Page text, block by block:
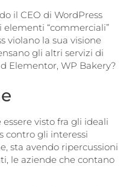
il CEO di WordPress
elementi “commerciali”
violano la sua visione
gli altri servizi di
Elementor, WP Bakery?
visto fra gli ideali
contro gli interessi
sta avendo ripercussioni
le aziende che contano